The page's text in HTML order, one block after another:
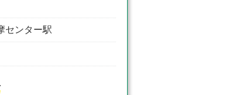
センター駅